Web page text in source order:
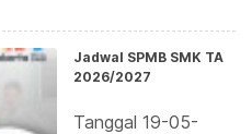
Jadwal SPMB SMK TA
2026/2027
Tanggal 19-05-